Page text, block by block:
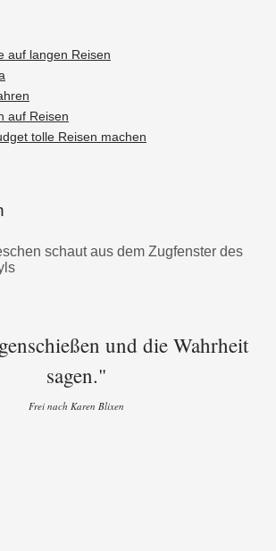
auf langen Reisen
auf Reisen
tolle Reisen machen
und die Wahrheit
sagen."
Frei nach Karen Blixen